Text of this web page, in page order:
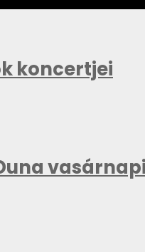
koncertjei